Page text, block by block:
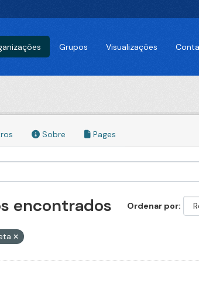
Grupos Visualizações
Sobre Pages
Ordenar por
encontrados